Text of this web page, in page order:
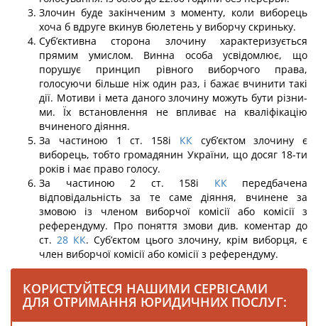
Злочин буде закінченим з моменту, коли виборець
хоча б вдруге вкинув бюлетень у виборчу скриньку.
Суб’єктивна сторона злочину характеризується
прямим умислом. Винна осо­ба усвідомлює, що
порушує принцип рівного виборчого права,
голосуючи більше ніж один раз, і бажає вчинити такі
дії. Мотиви і мета даного злочину можуть бути різни­
ми. Їх встановлення не впливає на кваліфікацію
вчиненого діяння.
За частиною 1 ст. 158і ККсуб’єктом злочину є
виборець, тобто громадянин України, що досяг 18-ти
років і має право голосу.
За частиною 2 ст. 158і ККпередбачена
відповідальність за те саме діяння, вчи­нене за
змовою із членом виборчої комісії або комісії з
референдуму. Про поняття змови див. коментар до
ст. 28 КК. Суб’єктом цього злочину, крім виборця, є
член ви­борчої комісії або комісії з референдуму.
КОРИСТУЙТЕСЯ НАШИМИ СЕРВІСАМИ
ДЛЯ ОТРИМАННЯ ЮРИДИЧНИХ ПОСЛУГ: